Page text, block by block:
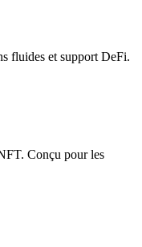
fluides et support DeFi.
Conçu pour les